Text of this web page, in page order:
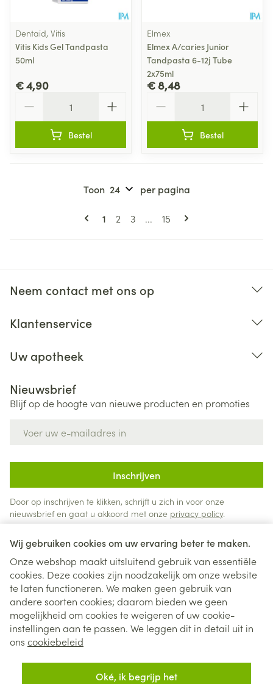
Wij gebruiken cookies om uw ervaring beter te maken.
Onze webshop maakt uitsluitend gebruik van essentiële
cookies. Deze cookies zijn noodzakelijk om onze website
te laten functioneren. We maken geen gebruik van
andere soorten cookies; daarom bieden we geen
mogelijkheid om cookies te weigeren of uw cookie-
instellingen aan te passen. We leggen dit in detail uit in
ons cookiebeleid
Oké, ik begrijp het
Dentaid, Vitis
Vitis Kids Gel Tandpasta
50ml
€ 4,90
Bestel
Elmex
Elmex A/caries Junior
Tandpasta 6-12j Tube
2x75ml
€ 8,48
Bestel
Pagina's
U lees momenteel pagina
1 Pagina
2 Pagina
3 ... Pagina
15
Toon per pagina
Neem contact met ons op
Klantenservice
Uw apotheek
Nieuwsbrief
Blijf op de hoogte van nieuwe producten en promoties
Inschrijven
Door op inschrijven te klikken, schrijft u zich in voor onze
nieuwsbrief en gaat u akkoord met onze privacy policy.
Juridische links